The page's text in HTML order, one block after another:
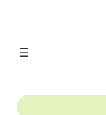
เนื้อหา